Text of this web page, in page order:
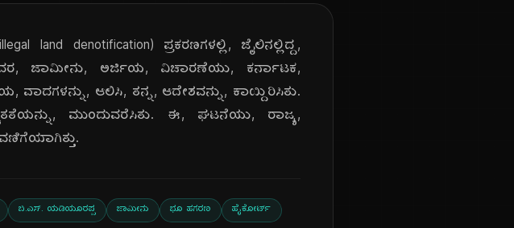
denotification) ಪ್ರಕರಣಗಳಲ್ಲಿ, ಜೈಲಿನಲ್ಲಿದ್ದ,
ಜಾಮೀನು, ಅರ್ಜಿಯ, ವಿಚಾರಣೆಯು, ಕರ್ನಾಟಕ,
ಆಲಿಸಿ, ತನ್ನ, ಆದೇಶವನ್ನು, ಕಾಯ್ದಿರಿಸಿತು.
ಮುಂದುವರೆಸಿತು. ಈ, ಘಟನೆಯು, ರಾಜ್ಯ,
ಬಿ.ಎಸ್. ಯಡಿಯೂರಪ್ಪ ಜಾಮೀನು ಭೂ ಹಗರಣ ಹೈಕೋರ್ಟ್